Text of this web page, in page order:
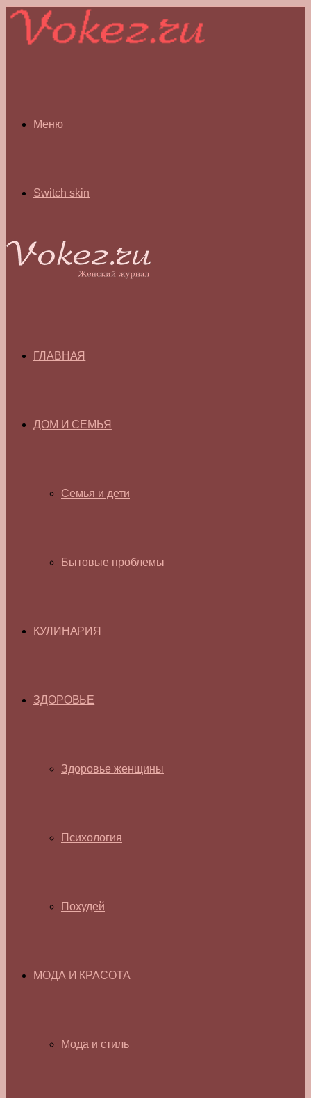
Меню
Switch skin
ГЛАВНАЯ
ДОМ И СЕМЬЯ
Семья и дети
Бытовые проблемы
КУЛИНАРИЯ
ЗДОРОВЬЕ
Здоровье женщины
Психология
Похудей
МОДА И КРАСОТА
Мода и стиль